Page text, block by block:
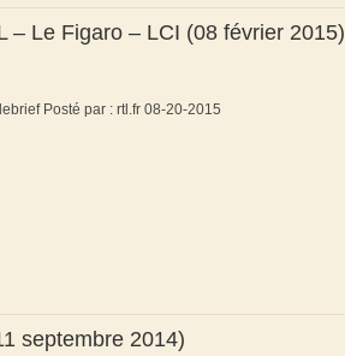
– Le Figaro – LCI (08 février 2015)
Posté par : rtl.fr 08-20-2015
septembre 2014)